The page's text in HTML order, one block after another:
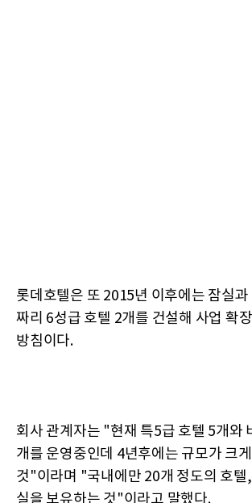
롯데호텔은 또 2015년 이후에는 잠실
짜리 6성급 호텔 2개를 건설해 사업 확
방침이다.
회사 관계자는 "현재 특5급 호텔 5개와
개를 운영중인데 4년후에는 규모가 크
것"이라며 "국내에만 20개 정도의 호텔
실을 보유하는 것"이라고 말했다.